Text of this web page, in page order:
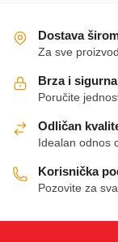
Dostava
Za sve
Brza i
Poručite
Odličan
Idealan odnos
Korisnička
Pozovite za